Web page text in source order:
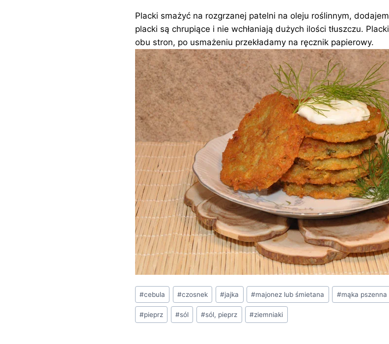
Placki smażyć na rozgrzanej patelni na oleju roślinnym,
placki są chrupiące i nie wchłaniają dużych ilości tłuszczu.
obu stron, po usmażeniu przekładamy na ręcznik papierowy.
Tagi
wpisu:
#cebula #czosnek #jajka #majonez lub śmietana #mąka pszenna
#pieprz #sól #sól, pieprz #ziemniaki